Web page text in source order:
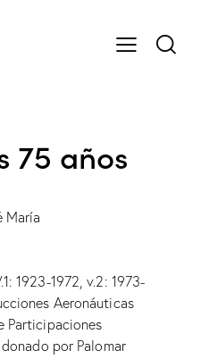
75 años
María
1923-1972, v.2: 1973-
Aeronáuticas
Participaciones
por Palomar